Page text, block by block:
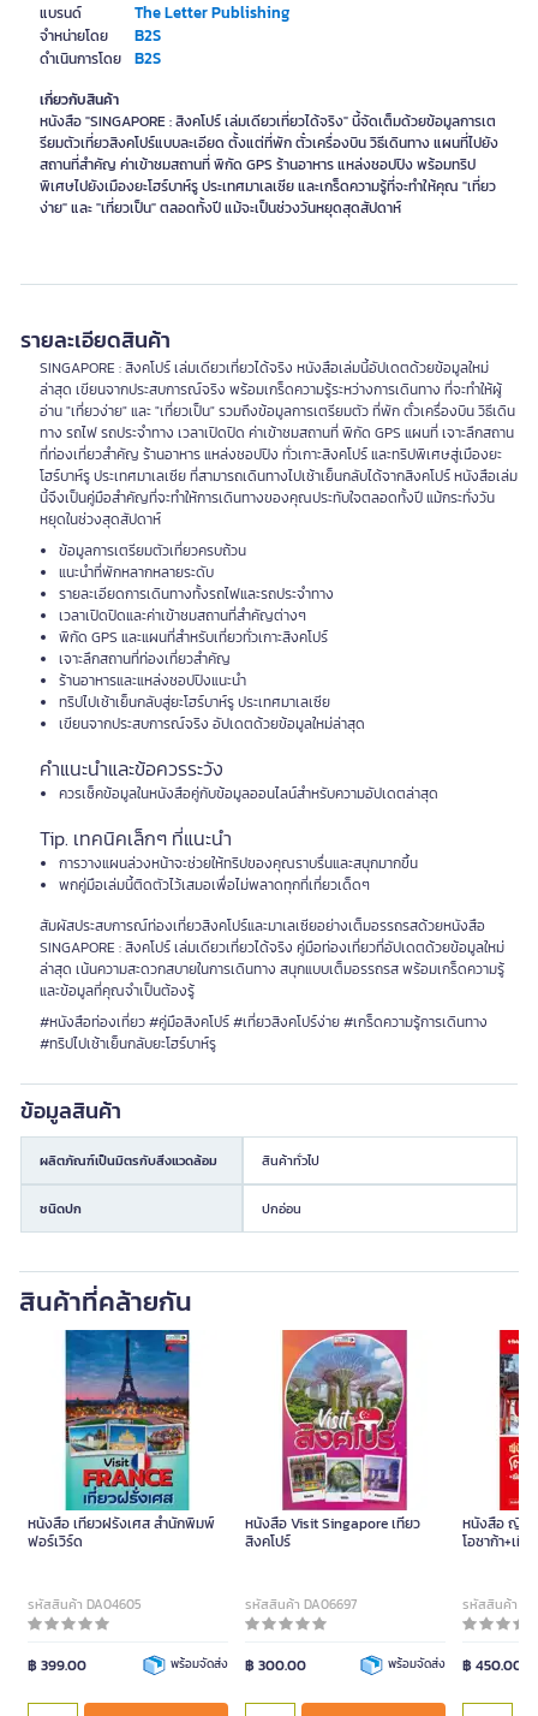
แบรนด์ The Letter Publishing
จำหน่ายโดย B2S
ดำเนินการโดย B2S
เกี่ยวกับสินค้า
หนังสือ "SINGAPORE : สิงคโปร์ เล่มเดียวเที่ยวได้จริง" นี้จัดเต็มด้วยข้อมูลการเต
รียมตัวเที่ยวสิงคโปร์แบบละเอียด ตั้งแต่ที่พัก ตั๋วเครื่องบิน วิธีเดินทาง แผนที่ไปยัง
สถานที่สำคัญ ค่าเข้าชมสถานที่ พิกัด GPS ร้านอาหาร แหล่งชอปปิง พร้อมทริป
พิเศษไปยังเมืองยะโฮร์บาห์รู ประเทศมาเลเซีย และเกร็ดความรู้ที่จะทำให้คุณ "เที่ยว
ง่าย" และ "เที่ยวเป็น" ตลอดทั้งปี แม้จะเป็นช่วงวันหยุดสุดสัปดาห์
รายละเอียดสินค้า
SINGAPORE : สิงคโปร์ เล่มเดียวเที่ยวได้จริง หนังสือเล่มนี้อัปเดตด้วยข้อมูลใหม่
ล่าสุด เขียนจากประสบการณ์จริง พร้อมเกร็ดความรู้ระหว่างการเดินทาง ที่จะทำให้ผู้
อ่าน "เที่ยวง่าย" และ "เที่ยวเป็น" รวมถึงข้อมูลการเตรียมตัว ที่พัก ตั๋วเครื่องบิน วิธีเดิน
ทาง รถไฟ รถประจำทาง เวลาเปิดปิด ค่าเข้าชมสถานที่ พิกัด GPS แผนที่ เจาะลึกสถาน
ที่ท่องเที่ยวสำคัญ ร้านอาหาร แหล่งชอปปิง ทั่วเกาะสิงคโปร์ และทริปพิเศษสู่เมืองยะ
โฮร์บาห์รู ประเทศมาเลเซีย ที่สามารถเดินทางไปเช้าเย็นกลับได้จากสิงคโปร์ หนังสือเล่ม
นี้จึงเป็นคู่มือสำคัญที่จะทำให้การเดินทางของคุณประทับใจตลอดทั้งปี แม้กระทั่งวัน
หยุดในช่วงสุดสัปดาห์
ข้อมูลการเตรียมตัวเที่ยวครบถ้วน
แนะนำที่พักหลากหลายระดับ
รายละเอียดการเดินทางทั้งรถไฟและรถประจำทาง
เวลาเปิดปิดและค่าเข้าชมสถานที่สำคัญต่างๆ
พิกัด GPS และแผนที่สำหรับเที่ยวทั่วเกาะสิงคโปร์
เจาะลึกสถานที่ท่องเที่ยวสำคัญ
ร้านอาหารและแหล่งชอปปิงแนะนำ
ทริปไปเช้าเย็นกลับสู่ยะโฮร์บาห์รู ประเทศมาเลเซีย
เขียนจากประสบการณ์จริง อัปเดตด้วยข้อมูลใหม่ล่าสุด
คำแนะนำและข้อควรระวัง
ควรเช็คข้อมูลในหนังสือคู่กับข้อมูลออนไลน์สำหรับความอัปเดตล่าสุด
Tip. เทคนิคเล็กๆ ที่แนะนำ
การวางแผนล่วงหน้าจะช่วยให้ทริปของคุณราบรื่นและสนุกมากขึ้น
พกคู่มือเล่มนี้ติดตัวไว้เสมอเพื่อไม่พลาดทุกที่เที่ยวเด็ดๆ
สัมผัสประสบการณ์ท่องเที่ยวสิงคโปร์และมาเลเซียอย่างเต็มอรรถรสด้วยหนังสือ
SINGAPORE : สิงคโปร์ เล่มเดียวเที่ยวได้จริง คู่มือท่องเที่ยวที่อัปเดตด้วยข้อมูลใหม่
ล่าสุด เน้นความสะดวกสบายในการเดินทาง สนุกแบบเต็มอรรถรส พร้อมเกร็ดความรู้
และข้อมูลที่คุณจำเป็นต้องรู้
#หนังสือท่องเที่ยว #คู่มือสิงคโปร์ #เที่ยวสิงคโปร์ง่าย #เกร็ดความรู้การเดินทาง
#ทริปไปเช้าเย็นกลับยะโฮร์บาห์รู
ข้อมูลสินค้า
ผลิตภัณฑ์เป็นมิตรกับสิ่งแวดล้อม สินค้าทั่วไป
ชนิดปก ปกอ่อน
สินค้าที่คล้ายกัน
หนังสือ เที่ยวฝรั่งเศส สำนักพิมพ์
ฟอร์เวิร์ด
รหัสสินค้า DA04605
฿ 399.00 พร้อมจัดส่ง
หนังสือ Visit Singapore เที่ยว
สิงคโปร์
รหัสสินค้า DA06697
฿ 300.00 พร้อมจัดส่ง
หนังสือ ญี่ปุ่น
โอซาก้า+เมื
รหัสสินค้า
฿ 450.00